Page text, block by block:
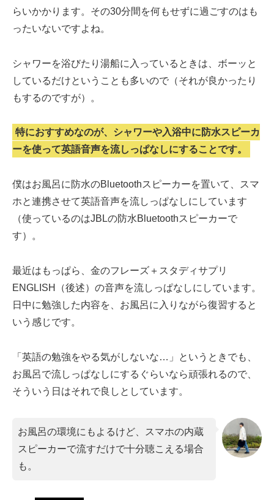
らいかかります。その30分間を何もせずに過ごすのはも
ったいないですよね。
シャワーを浴びたり湯船に入っているときは、ボーッと
しているだけということも多いので（それが良かったり
もするのですが）。
特におすすめなのが、シャワーや入浴中に防水スピーカ
ーを使って英語音声を流しっぱなしにすることです。
僕はお風呂に防水のBluetoothスピーカーを置いて、スマ
ホと連携させて英語音声を流しっぱなしにしています
（使っているのはJBLの防水Bluetoothスピーカーで
す）。
最近はもっぱら、金のフレーズ＋スタディサプリ
ENGLISH（後述）の音声を流しっぱなしにしています。
日中に勉強した内容を、お風呂に入りながら復習すると
いう感じです。
「英語の勉強をやる気がしないな…」というときでも、
お風呂で流しっぱなしにするぐらいなら頑張れるので、
そういう日はそれで良しとしています。
お風呂の環境にもよるけど、スマホの内蔵
スピーカーで流すだけで十分聴こえる場合
も。